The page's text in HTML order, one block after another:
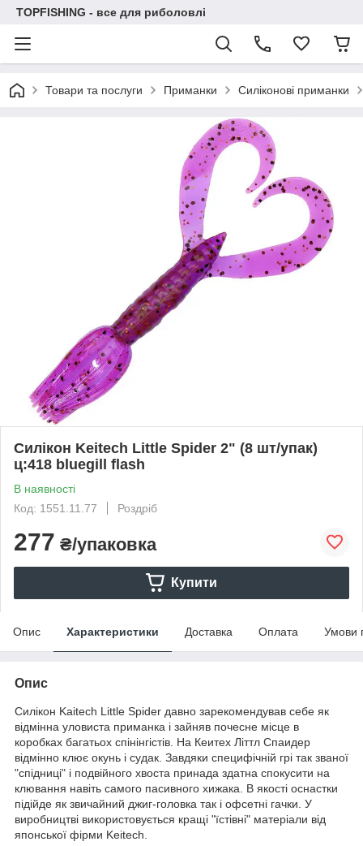
TOPFISHING - все для риболовлі
Товари та послуги Приманки Силіконові приманки
Силікон Keitech Little Spider 2" (8 шт/упак)
ц:418 bluegill flash
В наявності
Код: 1551.11.77
Роздріб
277 ₴/упаковка
Купити
Опис Характеристики Доставка Оплата Умови
Опис
Силікон Kaitech Little Spider давно зарекомендував себе як
відмінна уловиста приманка і зайняв почесне місце в
коробках багатьох спінінгістів. На Кеитех Літтл Спаидер
відмінно клює окунь і судак. Завдяки специфічній грі так званої
"спідниці" і подвійного хвоста принада здатна спокусити на
клювання навіть самого пасивного хижака. В якості оснастки
підійде як звичайний джиг-головка так і офсетні гачки. У
виробництві використовується кращі "їстівні" матеріали від
японської фірми Keitech.